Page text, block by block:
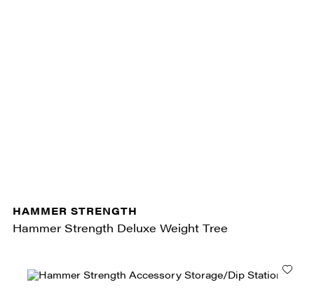
HAMMER STRENGTH
Hammer Strength Deluxe Weight Tree